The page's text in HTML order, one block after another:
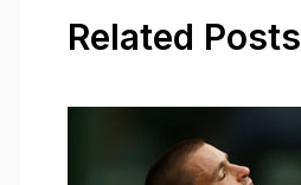
Related Posts